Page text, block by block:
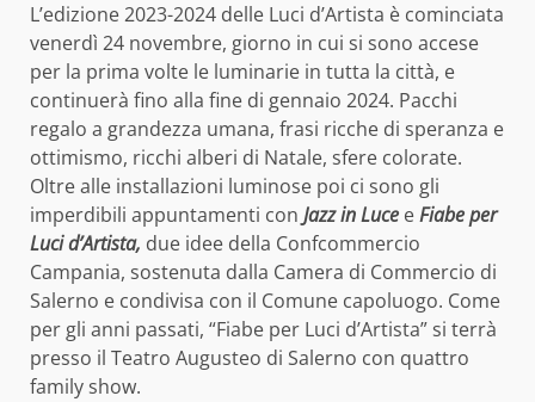
L’edizione 2023-2024 delle Luci d’Artista è cominciata
venerdì 24 novembre, giorno in cui si sono accese
per la prima volte le luminarie in tutta la città, e
continuerà fino alla fine di gennaio 2024. Pacchi
regalo a grandezza umana, frasi ricche di speranza e
ottimismo, ricchi alberi di Natale, sfere colorate.
Oltre alle installazioni luminose poi ci sono gli
imperdibili appuntamenti con Jazz in Luce eFiabe per
Luci d’Artista, due idee della Confcommercio
Campania, sostenuta dalla Camera di Commercio di
Salerno e condivisa con il Comune capoluogo. Come
per gli anni passati, “Fiabe per Luci d’Artista” si terrà
presso il Teatro Augusteo di Salerno con quattro
family show.